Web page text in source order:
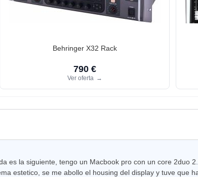
Behringer X32 Rack
790 €
Ver oferta →
es la siguiente, tengo un Macbook pro con un core 2duo
estetico, se me abollo el housing del display y tuve que